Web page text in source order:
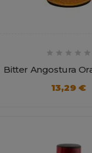
    
Bitter Angostura
13,29 €